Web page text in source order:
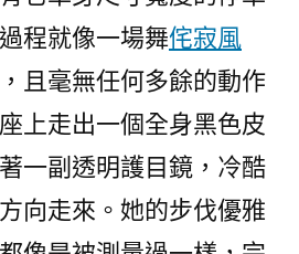
程就像一場舞侘寂風
且毫無任何多餘的動作
上走出一個全身黑色皮
一副透明護目鏡，冷酷
向走來。她的步伐優雅